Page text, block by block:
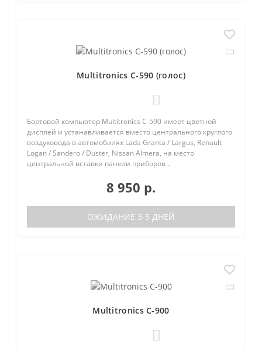
Multitronics C-590 (голос)
Бортовой компьютер Multitronics C-590 имеет цветной
дисплей и устанавливается вместо центрального круглого
воздуховода в автомобилях Lada Granta / Largus, Renault
Logan / Sandero / Duster, Nissan Almera, на место
центральной вставки панели приборов ..
8 950 р.
ОЖИДАНИЕ 3-5 ДНЕЙ
Multitronics C-900